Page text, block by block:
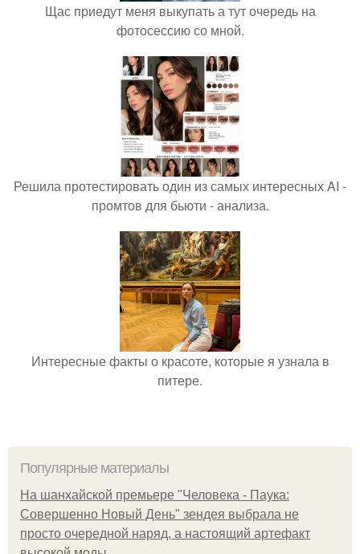
Щас приедут меня выкупать а тут очередь на
фотосессию со мной.
Решила протестировать один из самых интересных AI -
промтов для бьюти - анализа.
Интересные факты о красоте, которые я узнала в
питере.
Популярные материалы
На шанхайской премьере "Человека - Паука:
Совершенно Новый День" зендея выбрала не
просто очередной наряд, а настоящий артефакт